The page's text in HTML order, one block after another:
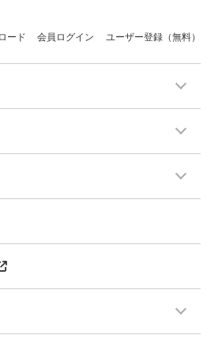
ード 会員ログイン ユーザー登録（無料）